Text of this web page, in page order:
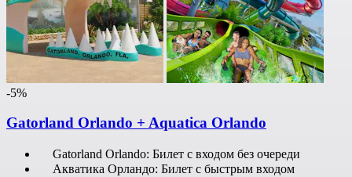
-5%
Gatorland Orlando + Aquatica Orlando
Gatorland Orlando: Билет с входом без очереди
Акватика Орландо: Билет с быстрым входом